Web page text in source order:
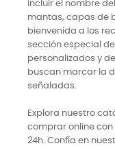
incluir el nombre
mantas, capas de
bienvenida a los
sección especial
personalizados y
buscan marcar la
señaladas.
Explora nuestro
comprar online
24h. Confía en